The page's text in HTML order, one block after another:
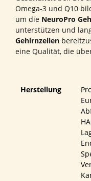
Omega-3 und Q10
um die NeuroPro
unterstützen und
Gehirnzellen
eine Qualität, die
Herstellung